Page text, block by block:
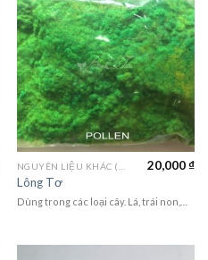
Lông Tơ
20,000₫
Dùng trong các loại cây. Lá, trái non,…